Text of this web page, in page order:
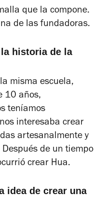
que la compone.
de las fundadoras.
historia de la
misma escuela,
10 años,
teníamos
interesaba crear
artesanalmente y
de un tiempo
crear Hua.
idea de crear una